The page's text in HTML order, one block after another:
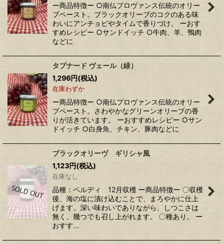
ー商品特徴ー ○南仏プロヴァンス伝統のオリー
ブペースト。ブラックオリーブのコクのある味
わいにアンチョビやタイムで香りづけ。 ーおす
すめレシピー ○サンドイッチ ○牛肉、羊、鴨肉
などに
タプナード ヴェール（緑）
1,296円(税込)
在庫わずか
ー商品特徴ー ○南仏プロヴァンス伝統のオリー
ブペースト。さわやかなグリーンオリーブの香
りが活きています。 ーおすすめレシピー ○サン
ドイッチ ○白身魚、チキン、豚肉などに
ブラックオリーヴ ギリシャ風
1,123円(税込)
在庫なし
品種：ベルディ 12月収穫 ー商品特徴ー 〇収穫
後、海の塩に漬け込むことで、まろやかに仕上
げます。深い味わいでありながら、しつこさは
無く、幾つでも召し上がれます。 〇種あり。 ー
おすす…